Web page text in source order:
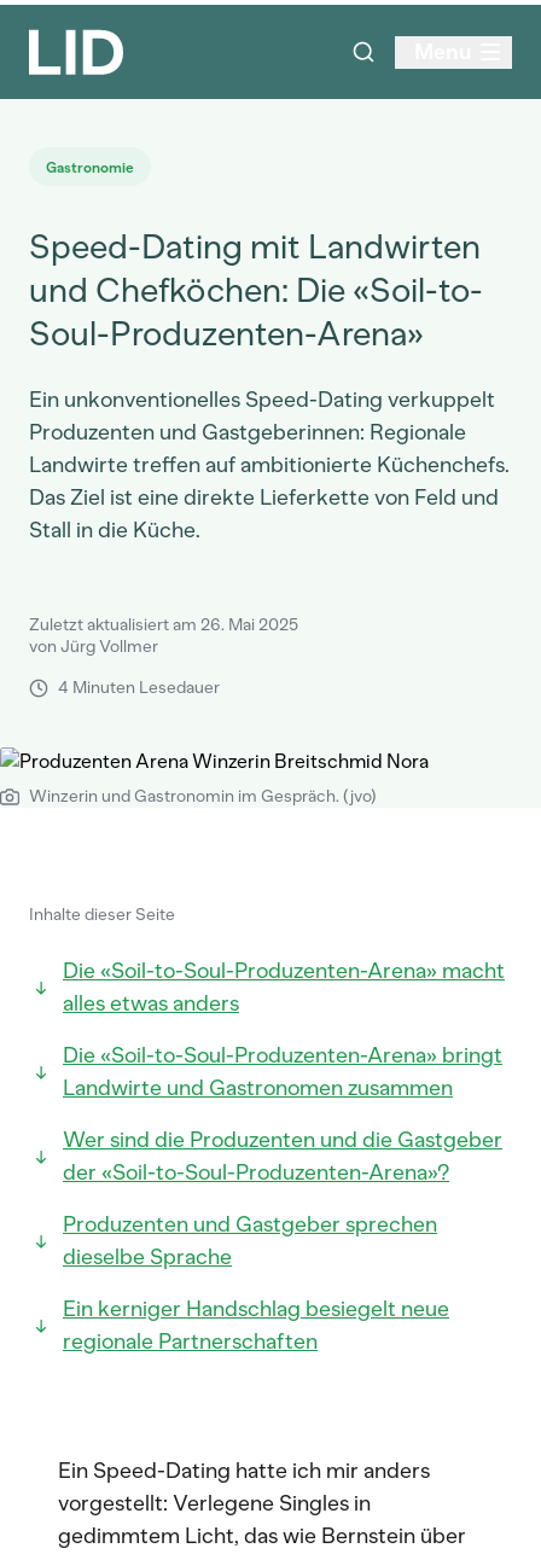
Gastronomie
Speed-Dating mit Landwirten
und Chefköchen: Die «Soil-to-
Soul-Produzenten-Arena»
Ein unkonventionelles Speed-Dating verkuppelt
Produzenten und Gastgeberinnen: Regionale
Landwirte treffen auf ambitionierte Küchenchefs.
Das Ziel ist eine direkte Lieferkette von Feld und
Stall in die Küche.
Zuletzt aktualisiert am 26. Mai 2025
von Jürg Vollmer
4 Minuten Lesedauer
Winzerin und Gastronomin im Gespräch. (jvo)
Inhalte dieser Seite
Die «Soil-to-Soul-Produzenten-Arena» macht
alles etwas anders
Die «Soil-to-Soul-Produzenten-Arena» bringt
Landwirte und Gastronomen zusammen
Wer sind die Produzenten und die Gastgeber
der «Soil-to-Soul-Produzenten-Arena»?
Produzenten und Gastgeber sprechen
dieselbe Sprache
Ein kerniger Handschlag besiegelt neue
regionale Partnerschaften
Ein Speed-Dating hatte ich mir anders
vorgestellt: Verlegene Singles in
gedimmtem Licht, das wie Bernstein über